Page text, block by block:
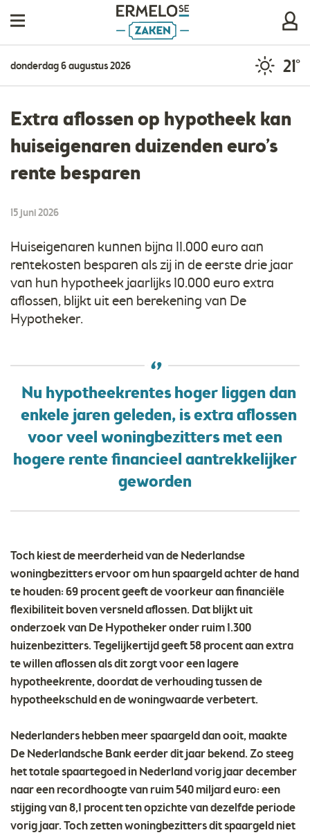
donderdag 6 augustus 2026 21°
Extra aflossen op hypotheek kan
huiseigenaren duizenden euro’s
rente besparen
15 juni 2026
Huiseigenaren kunnen bijna 11.000 euro aan
rentekosten besparen als zij in de eerste drie jaar
van hun hypotheek jaarlijks 10.000 euro extra
aflossen, blijkt uit een berekening van De
Hypotheker.
Nu hypotheekrentes hoger liggen dan
enkele jaren geleden, is extra aflossen
voor veel woningbezitters met een
hogere rente financieel aantrekkelijker
geworden
Toch kiest de meerderheid van de Nederlandse
woningbezitters ervoor om hun spaargeld achter de hand
te houden: 69 procent geeft de voorkeur aan financiële
flexibiliteit boven versneld aflossen. Dat blijkt uit
onderzoek van De Hypotheker onder ruim 1.300
huizenbezitters. Tegelijkertijd geeft 58 procent aan extra
te willen aflossen als dit zorgt voor een lagere
hypotheekrente, doordat de verhouding tussen de
hypotheekschuld en de woningwaarde verbetert.
Nederlanders hebben meer spaargeld dan ooit, maakte
De Nederlandsche Bank eerder dit jaar bekend. Zo steeg
het totale spaartegoed in Nederland vorig jaar december
naar een recordhoogte van ruim 540 miljard euro: een
stijging van 8,1 procent ten opzichte van dezelfde periode
vorig jaar. Toch zetten woningbezitters dit spaargeld niet